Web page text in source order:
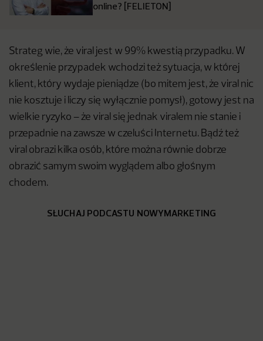
online? [FELIETON]
Strateg wie, że viral jest w 99% kwestią przypadku. W
określenie przypadek wchodzi też sytuacja, w której
klient, który wydaje pieniądze (bo mitem jest, że viral nic
nie kosztuje i liczy się wyłącznie pomysł), gotowy jest na
wielkie ryzyko – że viral się jednak viralem nie stanie i
przepadnie na zawsze w czeluści Internetu. Bądź też
viral obrazi kilka osób, które można równie dobrze
obrazić samym swoim wyglądem albo głośnym
chodem.
SŁUCHAJ PODCASTU NOWYMARKETING